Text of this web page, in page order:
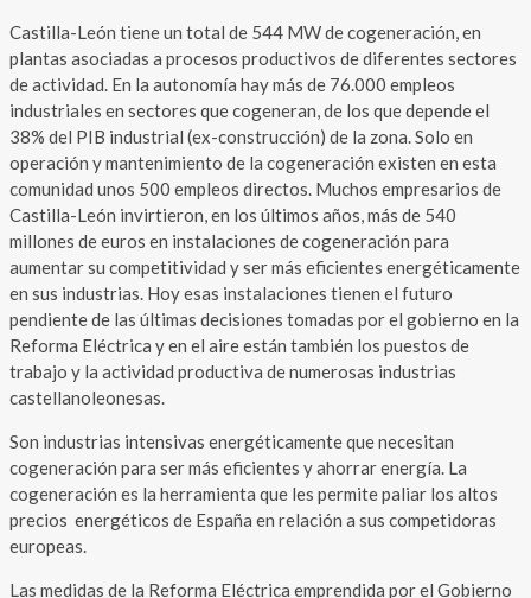
Castilla-León tiene un total de 544 MW de cogeneración, en
plantas asociadas a procesos productivos de diferentes sectores
de actividad. En la autonomía hay más de 76.000 empleos
industriales en sectores que cogeneran, de los que depende el
38% del PIB industrial (ex-construcción) de la zona. Solo en
operación y mantenimiento de la cogeneración existen en esta
comunidad unos 500 empleos directos. Muchos empresarios de
Castilla-León invirtieron, en los últimos años, más de 540
millones de euros en instalaciones de cogeneración para
aumentar su competitividad y ser más eficientes energéticamente
en sus industrias. Hoy esas instalaciones tienen el futuro
pendiente de las últimas decisiones tomadas por el gobierno en la
Reforma Eléctrica y en el aire están también los puestos de
trabajo y la actividad productiva de numerosas industrias
castellanoleonesas.
Son industrias intensivas energéticamente que necesitan
cogeneración para ser más eficientes y ahorrar energía. La
cogeneración es la herramienta que les permite paliar los altos
precios energéticos de España en relación a sus competidoras
europeas.
Las medidas de la Reforma Eléctrica emprendida por el Gobierno